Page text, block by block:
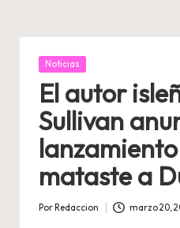
Publicada
Noticias
El autor
Sullivan
lanzamiento
mataste a
Por Redaccion marzo 20,